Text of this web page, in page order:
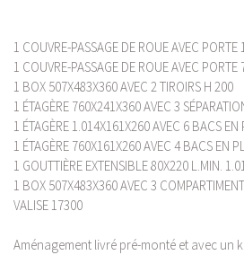
1 COUVRE-PASSAGE DE ROUE AVEC
1 COUVRE-PASSAGE DE ROUE AVEC
1 BOX 507X483X360 AVEC 2 TIROIRS H 200
1 ÉTAGÈRE 760X241X360 AVEC 3
1 ÉTAGÈRE 1.014X161X260 AVEC 6 BACS EN
1 ÉTAGÈRE 760X161X260 AVEC 4 BACS EN
1 GOUTTIÈRE EXTENSIBLE 80X220 L.MIN.
1 BOX 507X483X360 AVEC 3
VALISE 17300
Aménagement livré pré-monté et avec un